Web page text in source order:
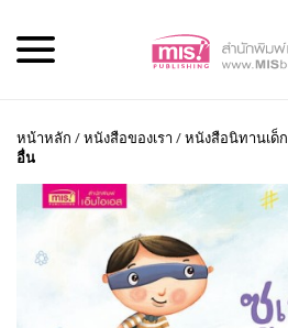
หน้าหลัก /หนังสือของเรา /หนังสือนิทานเด็ก
อื่น